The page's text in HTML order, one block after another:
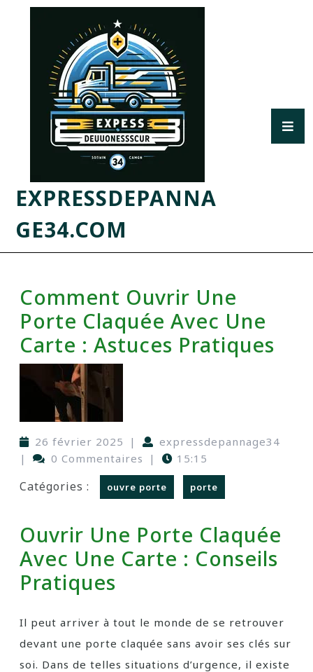
EXPRESSDEPANNA
GE34.COM
Comment Ouvrir Une
Porte Claquée Avec Une
Carte : Astuces Pratiques
26 février 2025 |
expressdepannage34
|
0 Commentaires | 15:15
Catégories : ouvre porte porte
Ouvrir Une Porte Claquée
Avec Une Carte : Conseils
Pratiques
Il peut arriver à tout le monde de se retrouver
devant une porte claquée sans avoir ses clés sur
soi. Dans de telles situations d’urgence, il existe